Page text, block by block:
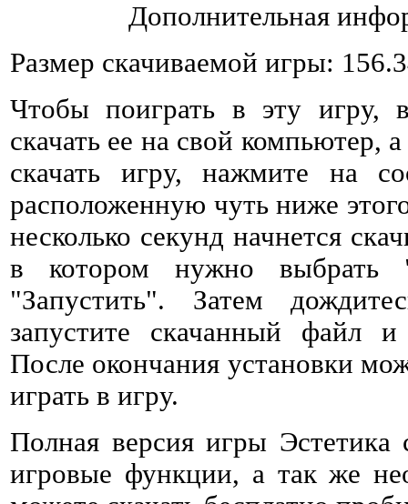
Дополнительная
Размер скачиваемой игры:
Чтобы поиграть в эту игру,
скачать ее на свой компьютер,
скачать игру, нажмите на
расположенную чуть ниже
несколько секунд начнется
в котором нужно выбрать
"Запустить". Затем
запустите скачанный файл и
После окончания установки
играть в игру.
Полная версия игры Эстетика
игровые функции, а так же